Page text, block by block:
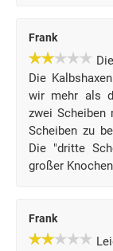
Frank
Die
wir mehr als
zwei Scheiben
Scheiben zu
Die "dritte
großer
Frank